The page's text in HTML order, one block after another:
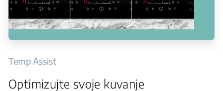
Temp Assist
Optimizujte svoje kuvanje